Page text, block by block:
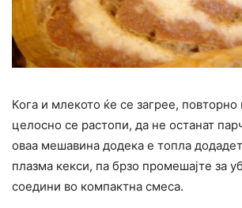
Кога и млекото ќе се загрее,
целосно се растопи, да не останат
оваа мешавина додека е топла
плазма кекси, па брзо промешајте за
соедини во компактна смеса.